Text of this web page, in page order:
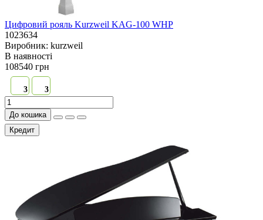
Цифровий рояль Kurzweil KAG-100 WHP
1023634
Виробник: kurzweil
В наявностi
108540 грн
3 3
До кошика
Кредит